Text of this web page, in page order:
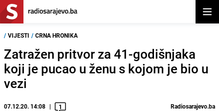
/ VIJESTI / CRNA HRONIKA
Zatražen pritvor za 41-godišnjaka
koji je pucao u ženu s kojom je bio u
vezi
07.12.20. 14:08 1 Radiosarajevo.ba